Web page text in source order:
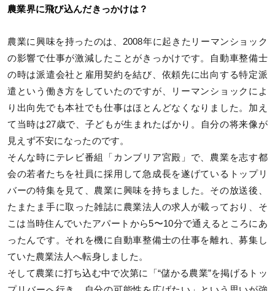
農業界に飛び込んだきっかけは？
農業に興味を持ったのは、2008年に起きたリーマンショック
の影響で仕事が激減したことがきっかけです。自動車整備士
の時は派遣会社と雇用契約を結び、依頼先に出向する特定派
遣という働き方をしていたのですが、リーマンショックによ
り出向先でも本社でも仕事はほとんどなくなりました。加え
て当時は27歳で、子どもが生まれたばかり。自分の将来像が
見えず不安になったのです。
そんな時にテレビ番組「カンブリア宮殿」で、農業を志す都
会の若者たちを社員に採用して急成長を遂げているトップリ
バーの特集を見て、農業に興味を持ちました。その放送後、
たまたま手に取った雑誌に農業法人の求人が載っており、そ
こは当時住んでいたアパートから5〜10分で通えるところにあ
ったんです。それを機に自動車整備士の仕事を離れ、募集し
ていた農業法人へ転身しました。
そして農業に打ち込む中で次第に「“儲かる農業”を掲げるトッ